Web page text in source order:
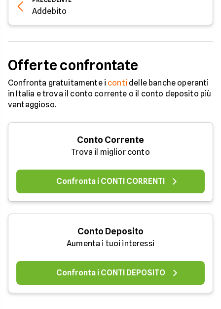
Addebito
Offerte confrontate
Confronta gratuitamente i conti delle banche operanti
in Italia e trova il conto corrente o il conto deposito più
vantaggioso.
Conto Corrente
Trova il miglior conto
Confronta i CONTI CORRENTI
Conto Deposito
Aumenta i tuoi interessi
Confronta i CONTI DEPOSITO